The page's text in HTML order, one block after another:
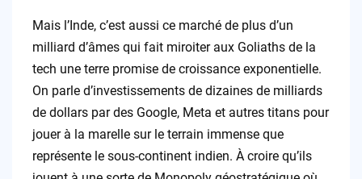
Mais l’Inde, c’est aussi ce marché de plus d’un
milliard d’âmes qui fait miroiter aux Goliaths de la
tech une terre promise de croissance exponentielle.
On parle d’investissements de dizaines de milliards
de dollars par des Google, Meta et autres titans pour
jouer à la marelle sur le terrain immense que
représente le sous-continent indien. À croire qu’ils